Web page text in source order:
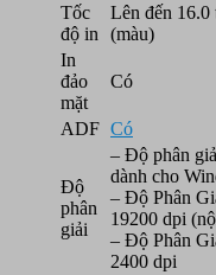
Tốc
độ in
Lên đến 16.0
(màu)
In
đảo
mặt
Có
ADF Có
Độ
phân
giải
– Độ phân
dành cho
– Độ Phân
19200 dpi
– Độ Phân
2400 dpi